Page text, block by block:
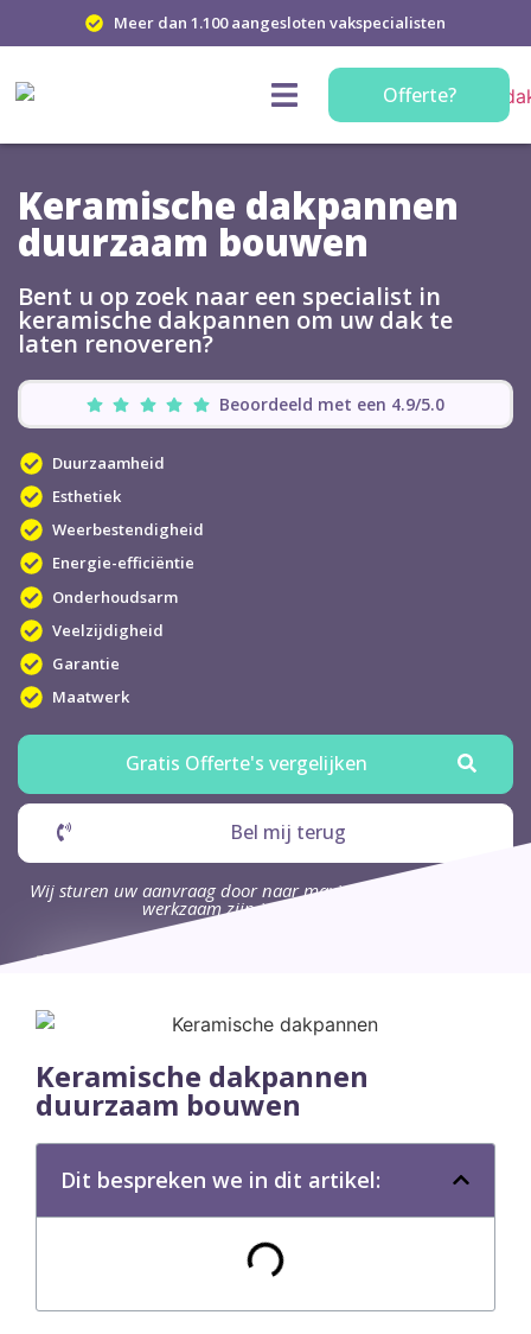
Meer dan 1.100 aangesloten vakspecialisten
Offerte?
Keramische dakpannen
duurzaam bouwen
Bent u op zoek naar een specialist in
keramische dakpannen om uw dak te
laten renoveren?
Beoordeeld met een 4.9/5.0
Duurzaamheid
Esthetiek
Weerbestendigheid
Energie-efficiëntie
Onderhoudsarm
Veelzijdigheid
Garantie
Maatwerk
Gratis Offerte's vergelijken
Bel mij terug
Wij sturen uw aanvraag door naar maximaal 4 bedrijven die
werkzaam zijn in uw omgeving.
Keramische dakpannen
duurzaam bouwen
Dit bespreken we in dit artikel: